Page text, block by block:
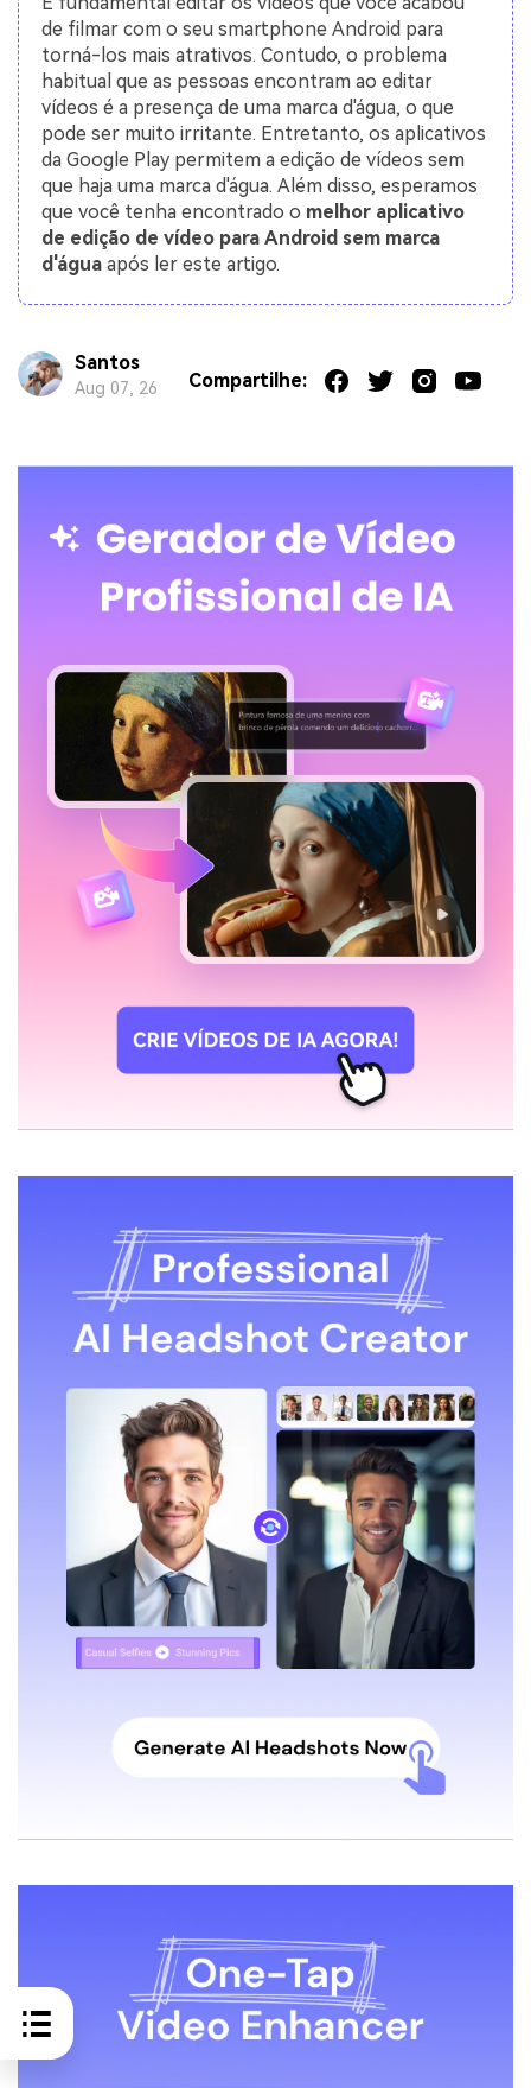
de filmar com o seu smartphone Android para
torná-los mais atrativos. Contudo, o problema
habitual que as pessoas encontram ao editar
vídeos é a presença de uma marca d'água, o que
pode ser muito irritante. Entretanto, os aplicativos
da Google Play permitem a edição de vídeos sem
que haja uma marca d'água. Além disso, esperamos
que você tenha encontrado o melhor aplicativo
de edição de vídeo para Android sem marca
d'água após ler este artigo.
Santos
Aug 07, 26 Compartilhe: